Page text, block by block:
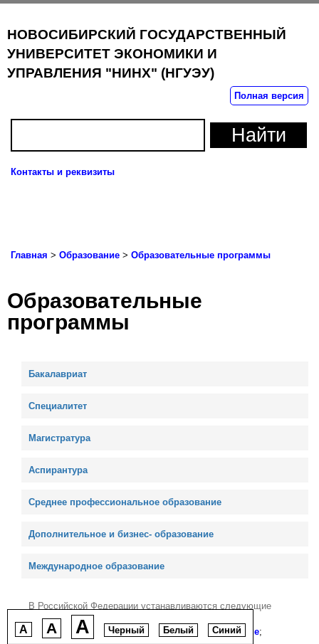
НОВОСИБИРСКИЙ ГОСУДАРСТВЕННЫЙ
УНИВЕРСИТЕТ ЭКОНОМИКИ И
УПРАВЛЕНИЯ "НИНХ" (НГУЭУ)
Полная версия
Контакты и реквизиты
Главная > Образование > Образовательные программы
Образовательные
программы
Бакалавриат
Специалитет
Магистратура
Аспирантура
Среднее профессиональное образование
Дополнительное и бизнес- образование
Международное образование
В Российской Федерации устанавливаются следующие
уровни профессионального образования:
среднее профессиональное образование;
A A A Черный Белый Синий